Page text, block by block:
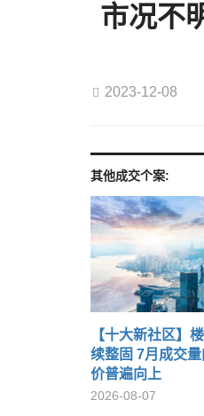
市况不
2023-12-08
其他成交个案:
【十大新社区】
续整固 7月成交
价普遍向上
2026-08-07